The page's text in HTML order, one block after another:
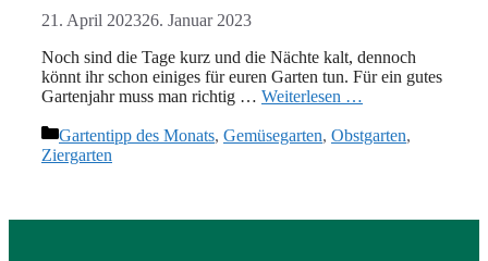
21. April 202326. Januar 2023
Noch sind die Tage kurz und die Nächte kalt, dennoch
könnt ihr schon einiges für euren Garten tun. Für ein gutes
Gartenjahr muss man richtig … Weiterlesen …
Kategorien
Gartentipp des Monats, Gemüsegarten, Obstgarten,
Ziergarten